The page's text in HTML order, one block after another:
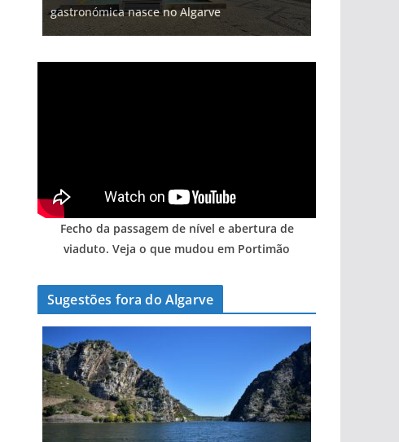
gastronómica nasce no Algarve
Fecho da passagem de nível e abertura de
viaduto. Veja o que mudou em Portimão
Sugestões fora do Algarve
A aldeia mais portuguesa de Portugal (com